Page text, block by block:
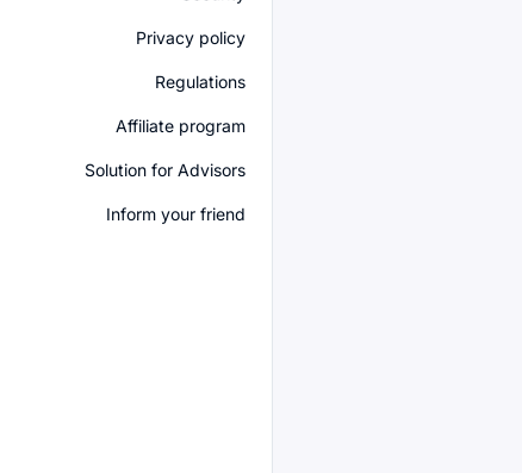
Privacy policy
Regulations
Affiliate program
Solution for Advisors
Inform your friend